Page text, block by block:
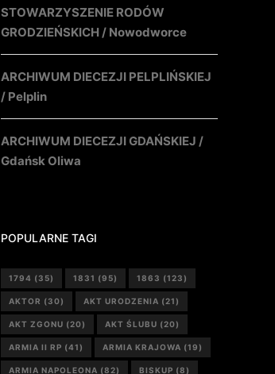
STOWARZYSZENIE RODÓW
GRODZIEŃSKICH / Nowodworce
ARCHIWUM DIECEZJI PELPLIŃSKIEJ
/ Pelplin
ARCHIWUM DIECEZJI GDAŃSKIEJ /
Gdańsk Oliwa
POPULARNE TAGI
1794 (35) 1831 (95) 1863 (123)
AKTOR (30) AKT URODZENIA (21)
AKT ZGONU (20) AKT ŚLUBU (20)
ARMIA II RP (41) ARMIA KRAJOWA (19)
ARMIA NAPOLEONA (82) BISKUP (8)